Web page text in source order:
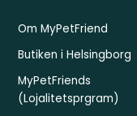
Om MyPetFriend
Butiken i Helsingborg
MyPetFriends
(Lojalitetsprgram)